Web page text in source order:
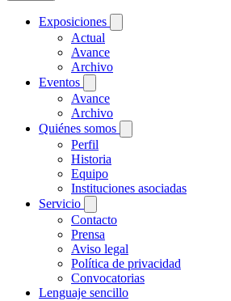
Exposiciones
Actual
Avance
Archivo
Eventos
Avance
Archivo
Quiénes somos
Perfil
Historia
Equipo
Instituciones asociadas
Servicio
Contacto
Prensa
Aviso legal
Política de privacidad
Convocatorias
Lenguaje sencillo